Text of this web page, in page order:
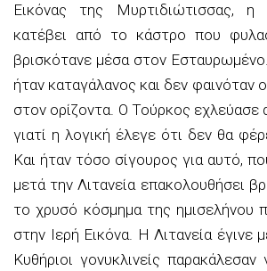
Εικόνας της Μυρτιδιώτισσας,
κατέβει από το κάστρο που
βρισκότανε μέσα στον
ήταν καταγάλανος και δεν φαινόταν
στον ορίζοντα. Ο Τούρκος εχλεύασε
γιατί η λογική έλεγε ότι δεν θα
Και ήταν τόσο σίγουρος για αυτό,
μετά την Λιτανεία επακολουθήσει
το χρυσό κόσμημα της ημισελήνου
στην Ιερή Εικόνα. Η Λιτανεία έγινε
Κυθήριοι γονυκλινείς